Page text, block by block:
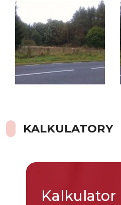
KALKULATORY
Kalkulator